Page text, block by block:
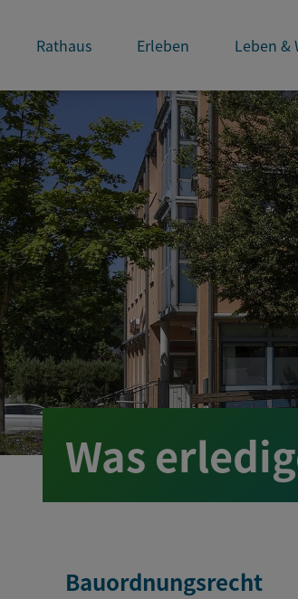
Rathaus Erleben Leben &
Was
Bauordnungsrecht